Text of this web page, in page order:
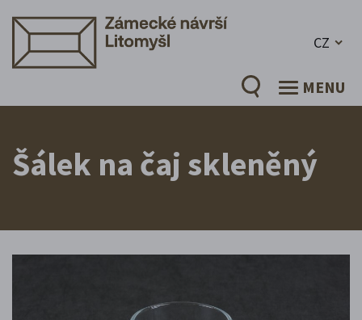
CZ
MENU
Šálek na čaj skleněný